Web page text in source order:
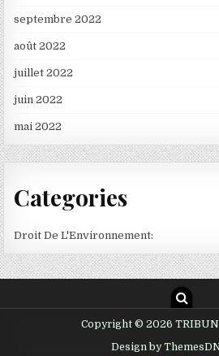
septembre 2022
août 2022
juillet 2022
juin 2022
mai 2022
Categories
Droit De L'Environnement:
Copyright © 2026
Design by